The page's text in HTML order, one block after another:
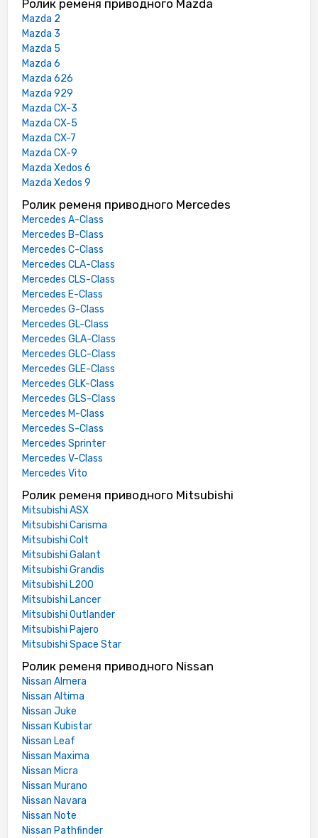
Ролик ременя приводного Mazda
Mazda 2
Mazda 3
Mazda 5
Mazda 6
Mazda 626
Mazda 929
Mazda CX-3
Mazda CX-5
Mazda CX-7
Mazda CX-9
Mazda Xedos 6
Mazda Xedos 9
Ролик ременя приводного Mercedes
Mercedes A-Class
Mercedes B-Class
Mercedes C-Class
Mercedes CLA-Class
Mercedes CLS-Class
Mercedes E-Class
Mercedes G-Class
Mercedes GL-Class
Mercedes GLA-Class
Mercedes GLC-Class
Mercedes GLE-Class
Mercedes GLK-Class
Mercedes GLS-Class
Mercedes M-Class
Mercedes S-Class
Mercedes Sprinter
Mercedes V-Class
Mercedes Vito
Ролик ременя приводного Mitsubishi
Mitsubishi ASX
Mitsubishi Carisma
Mitsubishi Colt
Mitsubishi Galant
Mitsubishi Grandis
Mitsubishi L200
Mitsubishi Lancer
Mitsubishi Outlander
Mitsubishi Pajero
Mitsubishi Space Star
Ролик ременя приводного Nissan
Nissan Almera
Nissan Altima
Nissan Juke
Nissan Kubistar
Nissan Leaf
Nissan Maxima
Nissan Micra
Nissan Murano
Nissan Navara
Nissan Note
Nissan Pathfinder